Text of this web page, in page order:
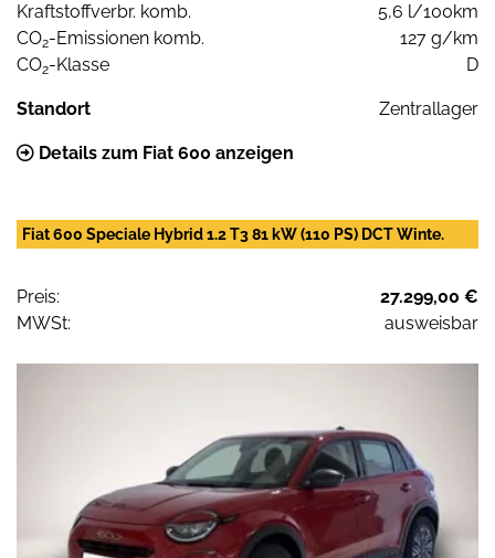
Kraftstoffverbr. komb.
5,6 l/100km
CO2-Emissionen komb.
127 g/km
CO2-Klasse D
Standort Zentrallager
Details zum Fiat 600 anzeigen
Fiat 600 Speciale Hybrid 1.2 T3 81 kW (110 PS) DCT Winte.
Preis:
27.299,00 €
MWSt:
ausweisbar